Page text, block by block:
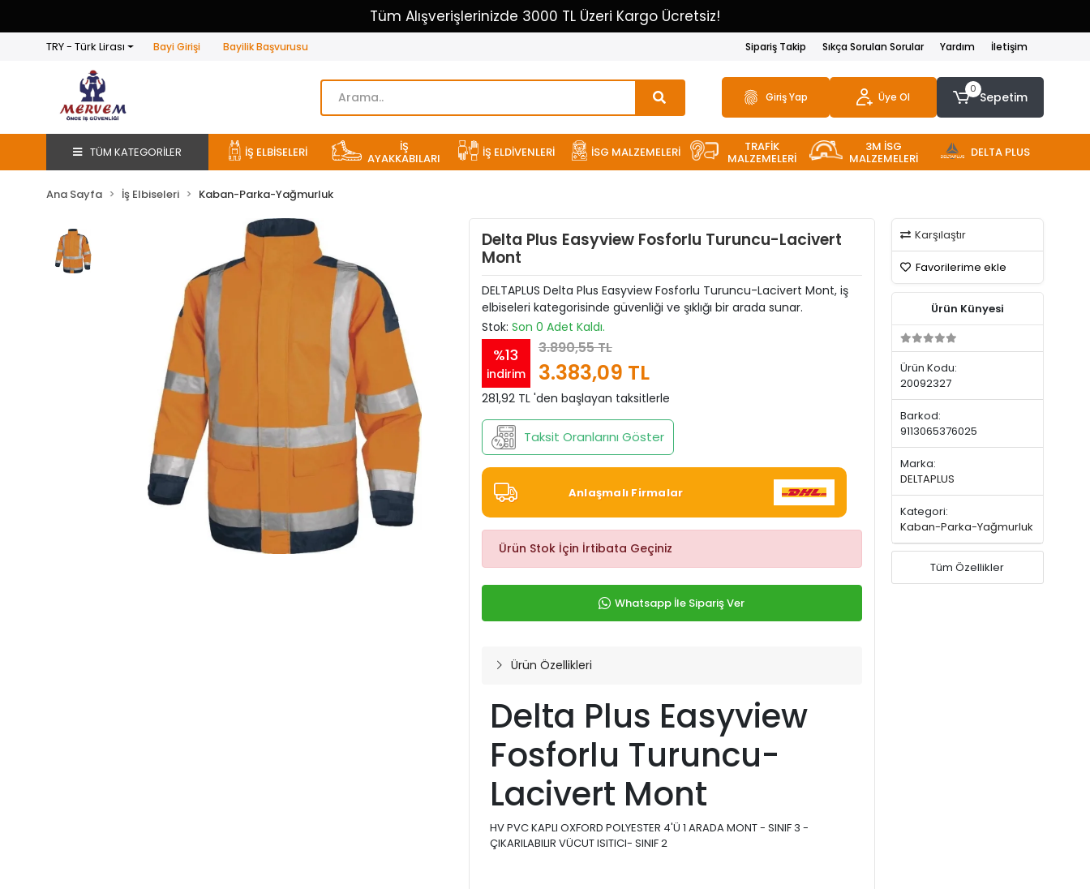
Tüm Alışverişlerinizde 3000 TL Üzeri Kargo Ücretsiz!
TRY - Türk Lirası Bayi Girişi Bayilik Başvurusu Sipariş Takip Sıkça Sorulan Sorular Yardım İletişim
Giriş Yap Üye Ol
0
Sepetim
TÜM KATEGORİLER İŞ ELBİSELERİ İŞ
AYAKKABILARI İŞ ELDİVENLERİ İSG MALZEMELERİ TRAFİK
MALZEMELERİ
3M İSG
MALZEMELERİ DELTA PLUS
Ana Sayfa İş Elbiseleri Kaban-Parka-Yağmurluk
Delta Plus Easyview Fosforlu Turuncu-Lacivert
Mont
DELTAPLUS Delta Plus Easyview Fosforlu Turuncu-Lacivert Mont, iş
elbiseleri kategorisinde güvenliği ve şıklığı bir arada sunar.
Stok: Son 0 Adet Kaldı.
%13
indirim
3.890,55 TL
3.383,09 TL
281,92 TL 'den başlayan taksitlerle
Taksit Oranlarını Göster
Anlaşmalı Firmalar
Ürün Stok İçin İrtibata Geçiniz
Whatsapp İle Sipariş Ver
Ürün Özellikleri
Delta Plus Easyview
Fosforlu Turuncu-
Lacivert Mont
HV PVC KAPLI OXFORD POLYESTER 4'Ü 1 ARADA MONT - SINIF 3 -
ÇIKARILABILIR VÜCUT ISITICI- SINIF 2
Karşılaştır
Favorilerime ekle
Ürün Künyesi
Ürün Kodu:
20092327
Barkod:
9113065376025
Marka:
DELTAPLUS
Kategori:
Kaban-Parka-Yağmurluk
Tüm Özellikler